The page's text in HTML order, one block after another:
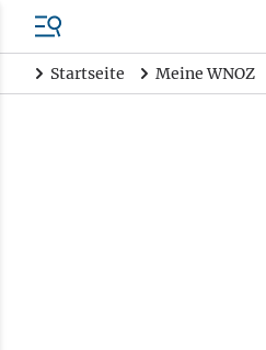
Startseite Meine WNOZ